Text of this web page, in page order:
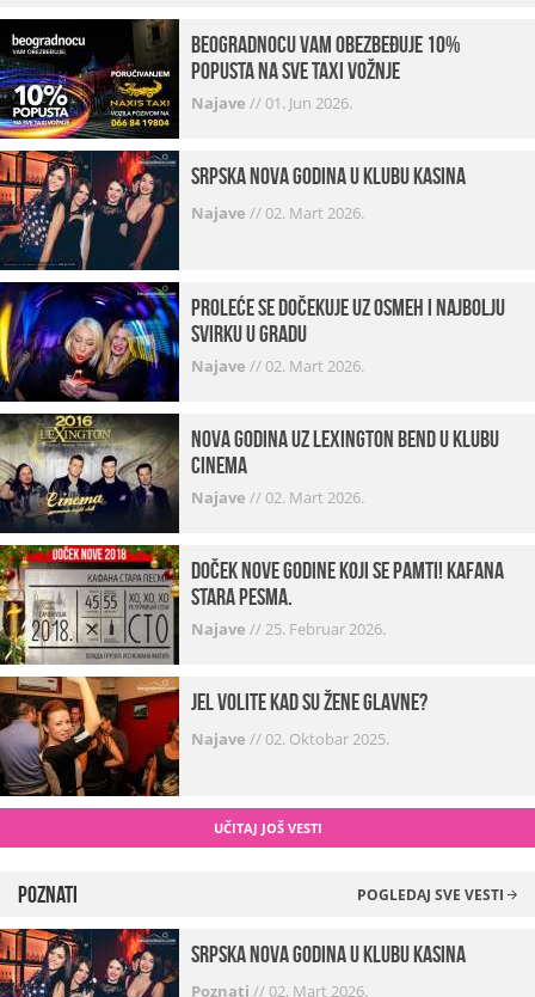
beogradnocu vam obezbeđuje 10%
popusta na sve taxi vožnje
Najave //01. Jun 2026.
Srpska Nova godina u klubu Kasina
Najave //02. Mart 2026.
Proleće se dočekuje uz osmeh i najbolju
svirku u gradu
Najave //02. Mart 2026.
Nova godina uz Lexington bend u klubu
Cinema
Najave //02. Mart 2026.
Doček Nove godine koji se pamti! Kafana
Stara pesma.
Najave //25. Februar 2026.
Jel volite kad su žene glavne?
Najave //02. Oktobar 2025.
UČITAJ JOŠ VESTI
Poznati POGLEDAJ SVE VESTI
Srpska Nova godina u klubu Kasina
Poznati //02. Mart 2026.